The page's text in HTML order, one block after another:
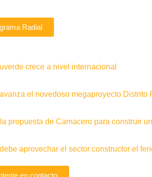
Radial
crece a nivel internacional
el novedoso megaproyecto Distrito
propuesta de Camacero para construir
aprovechar el sector constructor el
en contacto